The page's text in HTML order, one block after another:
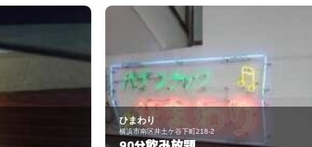
横浜市南区井土ケ谷下町218-2